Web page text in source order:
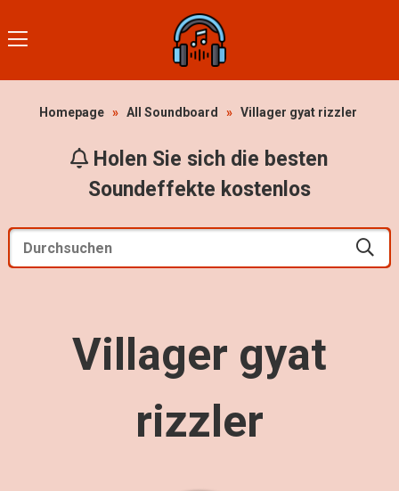
Homepage » All Soundboard » Villager gyat rizzler
Holen Sie sich die besten
Soundeffekte kostenlos
Villager gyat
rizzler